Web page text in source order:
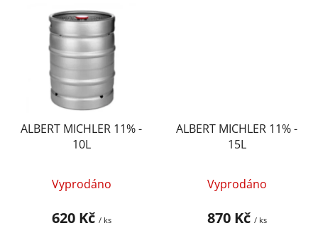
ALBERT MICHLER 11% -
10L
Vyprodáno
620 Kč / ks
ALBERT MICHLER 11% -
15L
Vyprodáno
870 Kč / ks